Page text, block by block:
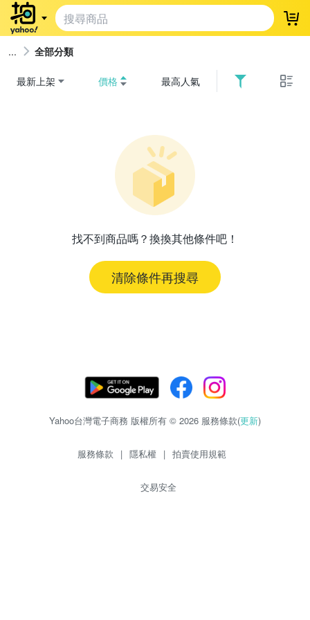
登
全部分類
最新上架 價格 最高人氣
找不到商品嗎？換換其他條件吧！
清除條件再搜尋
Yahoo台灣電子商務 版權所有 © 2026 服務條款(更新)
服務條款 | 隱私權 | 拍賣使用規範
交易安全